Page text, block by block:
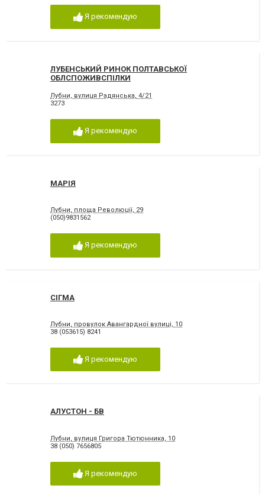
Я рекомендую
ЛУБЕНСЬКИЙ РИНОК ПОЛТАВСЬКОЇ
ОБЛСПОЖИВСПІЛКИ
Лубни, вулиця Радянська, 4/21
3273
Я рекомендую
МАРІЯ
Лубни, площа Революції, 29
(050)9831562
Я рекомендую
СІГМА
Лубни, провулок Авангардної вулиці, 10
38 (053615) 8241
Я рекомендую
АЛУСТОН - БВ
Лубни, вулиця Григора Тютюнника, 10
38 (050) 7656805
Я рекомендую